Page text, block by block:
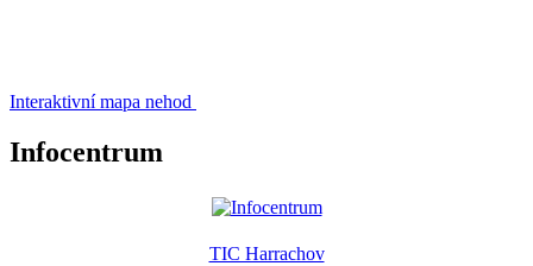
Interaktivní mapa nehod
Infocentrum
TIC Harrachov